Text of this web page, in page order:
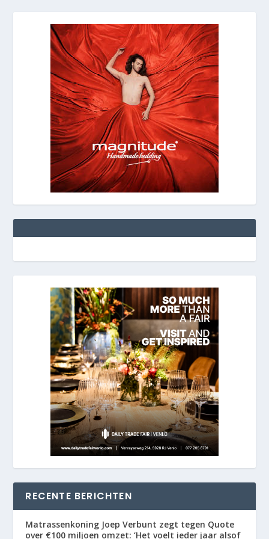
RECENTE BERICHTEN
Matrassenkoning Joep Verbunt zegt tegen Quote
over €100 miljoen omzet: ‘Het voelt ieder jaar alsof